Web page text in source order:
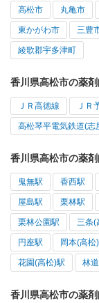
高松市 丸亀市
東かがわ市 三豊
綾歌郡宇多津町
香川県高松市の薬
ＪＲ高徳線 ＪＲ
高松琴平電気鉄道(志
香川県高松市の薬
鬼無駅 香西駅
屋島駅 栗林駅
栗林公園駅 三条(
円座駅 岡本(高松
花園(高松)駅 林
香川県高松市の薬